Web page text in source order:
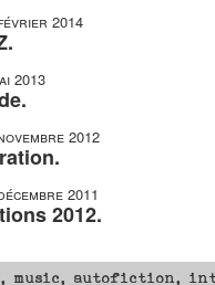
2014
2013
2012
2011
2012.
music, autofiction,